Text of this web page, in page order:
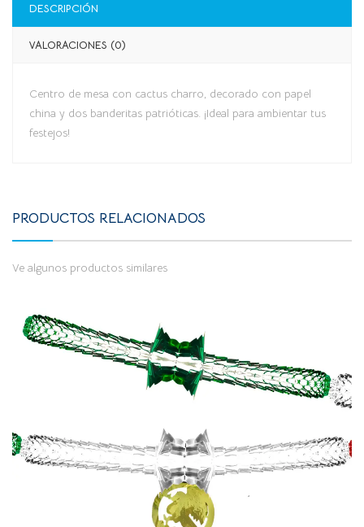
DESCRIPCIÓN
VALORACIONES (0)
Centro de mesa con cactus charro, decorado con papel
china y dos banderitas patrióticas. ¡Ideal para ambientar tus
festejos!
PRODUCTOS RELACIONADOS
Ve algunos productos similares